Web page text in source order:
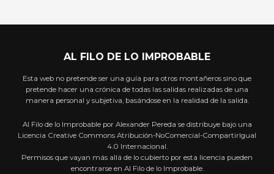
AL FILO DE LO IMPROBABLE
Esta web no pretende ser una guía para otros montañeros sino que
pretende hacer una crónica de todas las salidas realizadas de una
manera personal y subjetiva, basándose en la realidad de la salida.
Al Filo de lo Improbable por Alexander Pereda se distribuye bajo una
Licencia Creative Commons Atribución-NoComercial-CompartirIgual
4.0 Internacional.
Permisos que vayan más allá de lo cubierto por esta licencia pueden
encontrarse en Al Filo de lo Improbable.